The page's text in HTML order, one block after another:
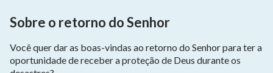
Há tempos nessa terra, não como Filho dos judeus.
Ele é o Relâmpago do Oriente,
Sobre o retorno do Senhor
Você quer dar as boas-vindas ao retorno do Senhor para ter a
oportunidade de receber a proteção de Deus durante os